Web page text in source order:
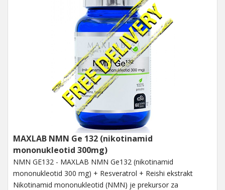
MAXLAB NMN Ge 132 (nikotinamid
mononukleotid 300mg)
NMN GE132 - MAXLAB NMN Ge132 (nikotinamid
mononukleotid 300 mg) + Resveratrol + Reishi ekstrakt
Nikotinamid mononukleotid (NMN) je prekursor za